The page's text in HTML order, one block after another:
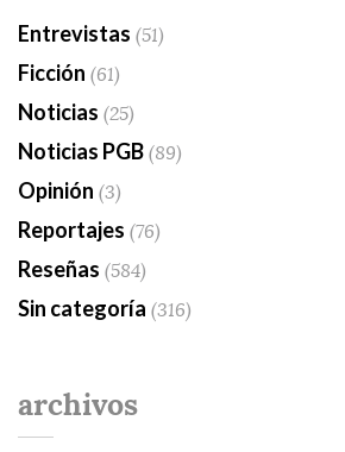
Entrevistas (51)
Ficción (61)
Noticias (25)
Noticias PGB(89)
Opinión (3)
Reportajes (76)
Reseñas (584)
Sin categoría (316)
archivos